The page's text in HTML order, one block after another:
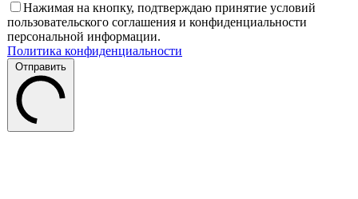
Нажимая на кнопку, подтверждаю принятие условий
пользовательского соглашения и конфиденциальности
персональной информации.
Политика конфиденциальности
Отправить